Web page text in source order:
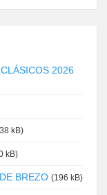
2026
kB)
kB)
BREZO (196 kB)